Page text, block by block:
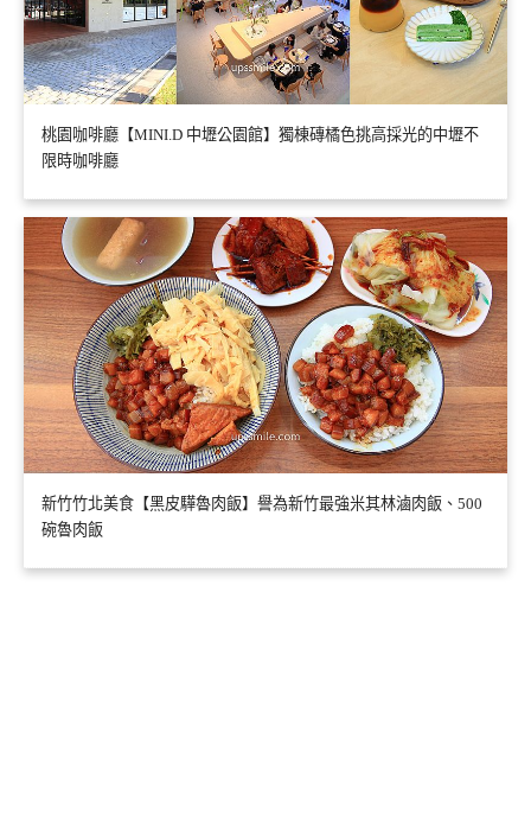
桃園咖啡廳【MINI.D 中壢公園館】獨棟磚橘色挑高採光的中壢不
限時咖啡廳
新竹竹北美食【黑皮驊魯肉飯】譽為新竹最強米其林滷肉飯、500
碗魯肉飯